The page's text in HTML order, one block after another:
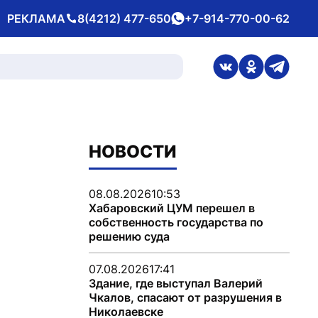
РЕКЛАМА
Телефон 8(4212) 477-650whatsApp
+7-914-770-00-62
ссылка на
ссылка на
НОВОСТИ
08.08.202610:53
Хабаровский ЦУМ перешел в
собственность государства по
решению суда
07.08.202617:41
Здание, где выступал Валерий
Чкалов, спасают от разрушения в
Николаевске